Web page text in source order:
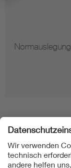
Folgen Sie uns